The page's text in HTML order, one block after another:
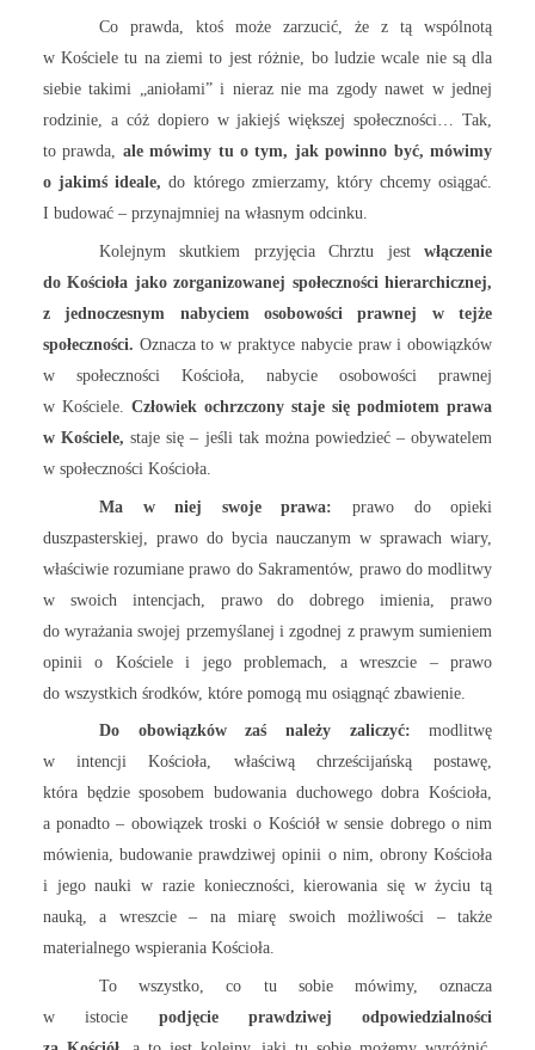
Co prawda, ktoś może zarzucić, że z tą wspólnotą
w Kościele tu na ziemi to jest różnie, bo ludzie wcale nie są dla
siebie takimi „aniołami” i nieraz nie ma zgody nawet w jednej
rodzinie, a cóż dopiero w jakiejś większej społeczności… Tak,
to prawda, ale mówimy tu o tym, jak powinno być, mówimy
o jakimś ideale,do którego zmierzamy, który chcemy osiągać.
I budować – przynajmniej na własnym odcinku.
Kolejnym skutkiem przyjęcia Chrztu jestwłączenie
do Kościoła jako zorganizowanej społeczności hierarchicznej,
z jednoczesnym nabyciem osobowości prawnej w tejże
społeczności. Oznacza to w praktyce nabycie praw i obowiązków
w społeczności Kościoła, nabycie osobowości prawnej
w Kościele. Człowiek ochrzczony staje się podmiotem prawa
w Kościele, staje się – jeśli tak można powiedzieć – obywatelem
w społeczności Kościoła.
Ma w niej swoje prawa: prawo do opieki
duszpasterskiej, prawo do bycia nauczanym w sprawach wiary,
właściwie rozumiane prawo do Sakramentów, prawo do modlitwy
w swoich intencjach, prawo do dobrego imienia, prawo
do wyrażania swojej przemyślanej i zgodnej z prawym sumieniem
opinii o Kościele i jego problemach, a wreszcie – prawo
do wszystkich środków, które pomogą mu osiągnąć zbawienie.
Do obowiązków zaś należy zaliczyć:modlitwę
w intencji Kościoła, właściwą chrześcijańską postawę,
która będzie sposobem budowania duchowego dobra Kościoła,
a ponadto – obowiązek troski o Kościół w sensie dobrego o nim
mówienia, budowanie prawdziwej opinii o nim, obrony Kościoła
i jego nauki w razie konieczności, kierowania się w życiu tą
nauką, a wreszcie – na miarę swoich możliwości – także
materialnego wspierania Kościoła.
To wszystko, co tu sobie mówimy, oznacza
w istocie podjęcie prawdziwej odpowiedzialności